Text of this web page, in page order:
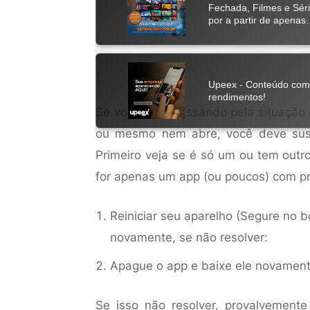
Se você esta passando pela
ou mesmo nem abre, você deve
Primeiro veja se é só um ou tem
for apenas um app (ou poucos) com
Reiniciar seu aparelho (Segure no
novamente, se não resolver:
Apague o app e baixe ele
Se isso não resolver,